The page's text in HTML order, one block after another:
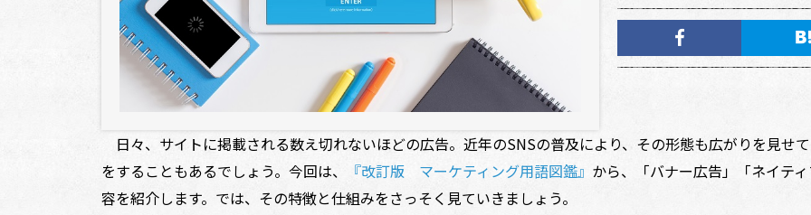
日々、サイトに掲載される数え切れないほどの広告。近年のSNSの普及により、その形態も広がりを見せ
をすることもあるでしょう。今回は、
『改訂版 マーケティング用語図鑑』 から、「バナー広告」「ネイテ
容を紹介します。では、その特徴と仕組みをさっそく見ていきましょう。